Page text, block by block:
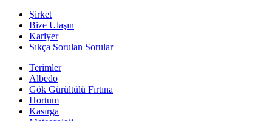
Şirket
Bize Ulaşın
Kariyer
Sıkça Sorulan Sorular
Terimler
Albedo
Gök Gürültülü Fırtına
Hortum
Kasırga